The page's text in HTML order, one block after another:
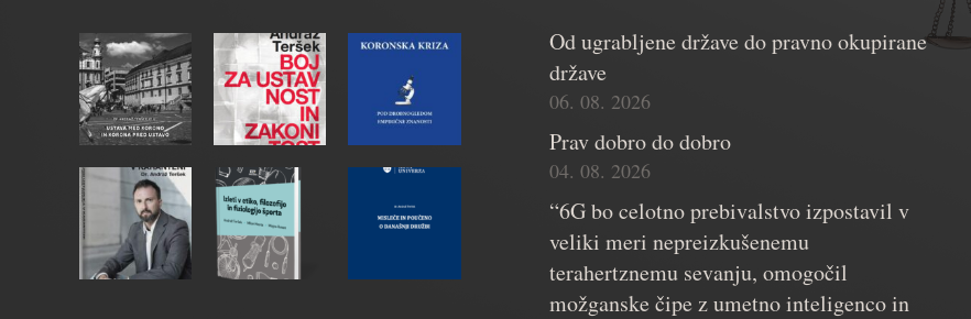
Od ugrabljene države do pravno okupirane
države
06. 08. 2026
Prav dobro do dobro
04. 08. 2026
“6G bo celotno prebivalstvo izpostavil v
veliki meri nepreizkušenemu
terahertznemu sevanju, omogočil
možganske čipe z umetno inteligenco in